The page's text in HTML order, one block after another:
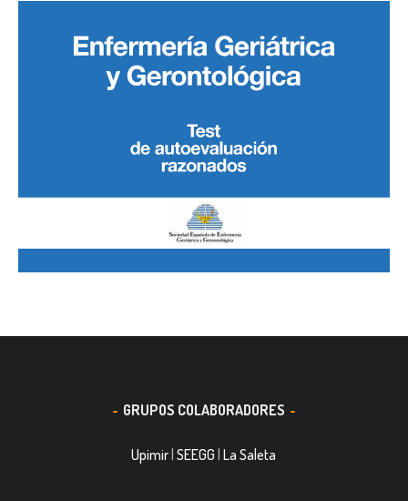
GRUPOS COLABORADORES
Upimir |SEEGG |La Saleta